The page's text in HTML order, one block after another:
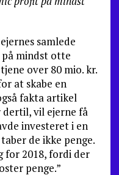
samlede
mindst otte
over 80 mio. kr.
at skabe en
fakta artikel
dertil, vil ejerne få
investeret i en
de ikke penge.
for 2018, fordi der
penge.”